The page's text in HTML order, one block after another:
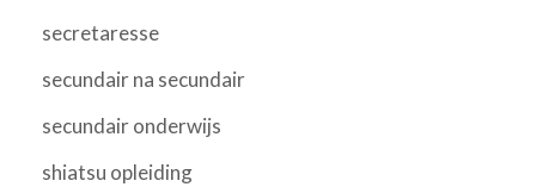
secretaresse
secundair na secundair
secundair onderwijs
shiatsu opleiding